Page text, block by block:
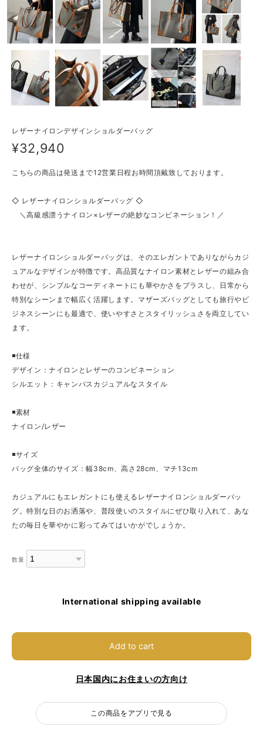
レザーナイロンデザインショルダーバッグ
¥32,940
こちらの商品は発送まで12営業日程お時間頂戴致しております。
◇ レザーナイロンショルダーバッグ ◇
＼高級感漂うナイロン×レザーの絶妙なコンビネーション！／
レザーナイロンショルダーバッグは、そのエレガントでありながらカジ
ュアルなデザインが特徴です。高品質なナイロン素材とレザーの組み合
わせが、シンプルなコーディネートにも華やかさをプラスし、日常から
特別なシーンまで幅広く活躍します。マザーズバッグとしても旅行やビ
ジネスシーンにも最適で、使いやすさとスタイリッシュさを両立してい
ます。
◾️仕様
デザイン：ナイロンとレザーのコンビネーション
シルエット：キャンパスカジュアルなスタイル
◾️素材
ナイロン/レザー
◾️サイズ
バッグ全体のサイズ：幅38cm、高さ28cm、マチ13cm
カジュアルにもエレガントにも使えるレザーナイロンショルダーバッ
グ。特別な日のお洒落や、普段使いのスタイルにぜひ取り入れて、あな
たの毎日を華やかに彩ってみてはいかがでしょうか。
数量
International shipping available
Add to cart
日本国内にお住まいの方向け
この商品をアプリで見る